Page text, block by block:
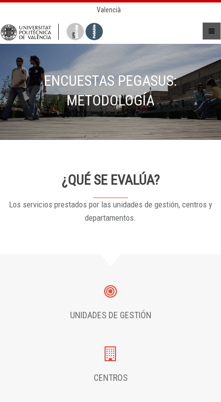
Valencià
ENCUESTAS PEGASUS:
METODOLOGÍA
¿QUÉ SE EVALÚA?
Los servicios prestados por las unidades de gestión, centros y
departamentos.
UNIDADES DE GESTIÓN
CENTROS